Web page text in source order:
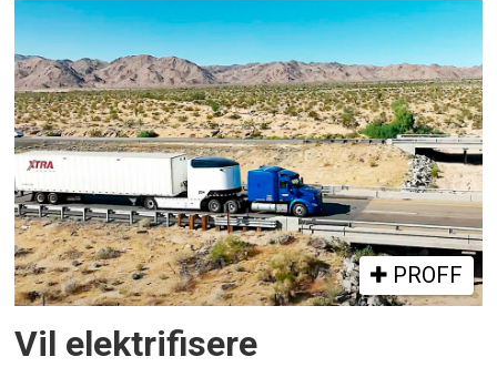
PROFF
Vil elektrifisere